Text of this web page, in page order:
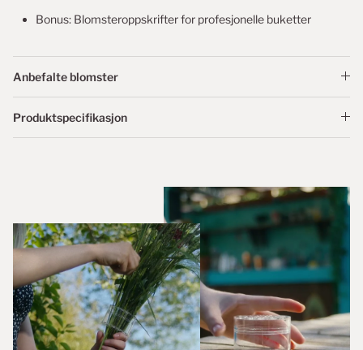
Bonus: Blomsteroppskrifter for profesjonelle buketter
Anbefalte blomster
Produktspecifikasjon